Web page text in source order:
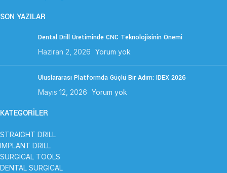
SON YAZILAR
Dental Drill Üretiminde CNC Teknolojisinin Önemi
Haziran 2, 2026 Yorum yok
Uluslararası Platformda Güçlü Bir Adım: IDEX 2026
Mayıs 12, 2026 Yorum yok
KATEGORİLER
STRAIGHT DRILL
IMPLANT DRILL
SURGICAL TOOLS
DENTAL SURGICAL